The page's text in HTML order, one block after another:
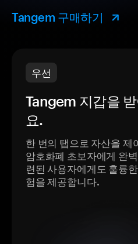
Tangem 구매하기
우선
Tangem 지갑을
요.
한 번의 탭으로 자산을 제
암호화폐 초보자에게 완
련된 사용자에게도 훌륭
험을 제공합니다.